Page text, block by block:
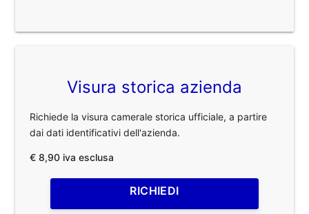
Visura storica azienda
Richiede la visura camerale storica ufficiale, a partire
dai dati identificativi dell'azienda.
€ 8,90 iva esclusa
RICHIEDI